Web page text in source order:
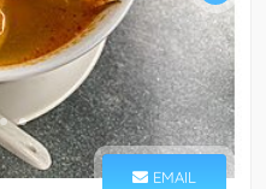
EMAIL